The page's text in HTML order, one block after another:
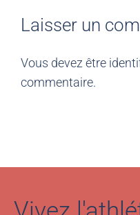
Laisser un
commentaire.
Vivez